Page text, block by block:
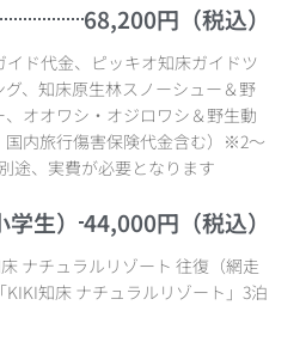
68,200円（税込）
イド代金、ピッキオ知床ガイドツ
、知床原生林スノーシュー＆野
オオワシ・オジロワシ＆野生動
国内旅行傷害保険代金含む）※2〜
途、実費が必要となります
生） 44,000円（税込）
ナチュラルリゾート 往復（網走
知床 ナチュラルリゾート」3泊